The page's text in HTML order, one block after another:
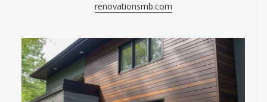
renovationsmb.com